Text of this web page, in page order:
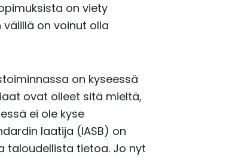
on viety
on voinut olla
on kyseessä
ovat olleet sitä mieltä,
ei ole kyse
laatija (IASB) on
taloudellista tietoa. Jo nyt